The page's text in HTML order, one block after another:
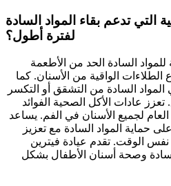
التي تدعم بقاء المواد السادة
لفترة أطول؟
للمواد السادة الحد من الأطعمة
الطلاءات الواقية من الأسنان. كما
السادة من التشقق أو التكسر
عادات الأكل الصحية الفوائد
لجميع الأسنان في الفم. يساعد
حماية المواد السادة مع تعزيز
الوقت. تقدم عيادة فيترين
وصحة أسنان الأطفال بشكل